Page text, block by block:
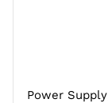
Power